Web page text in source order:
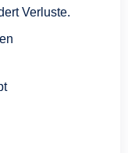
Verluste.